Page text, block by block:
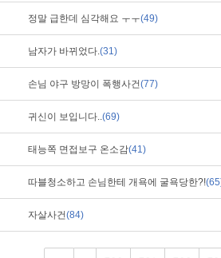
정말 급한데 심각해요 ㅜㅜ(49)
남자가 바뀌었다.(31)
손님 야구 방망이 폭행사건(77)
귀신이 보입니다..(69)
태능쪽 면접보구 온소감(41)
따블청소하고 손님한테 개욕에 굴욕당한?!
자살사건(84)